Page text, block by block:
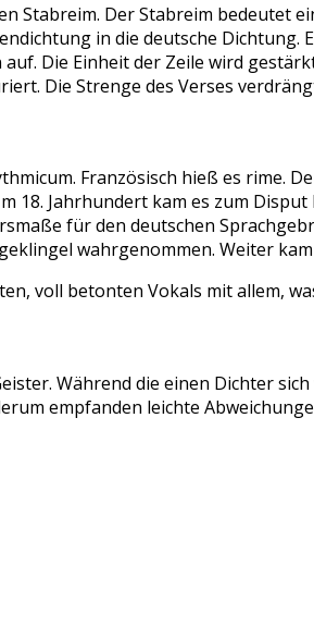
Stabreim. Der Stabreim bedeutet
in die deutsche
Die Einheit der Zeile wird
Die Strenge des Verses
Französisch hieß es rime.
18. Jahrhundert kam es zum
für den deutschen
wahrgenommen. Weiter
voll betonten Vokals mit allem,
Während die einen Dichter
empfanden leichte